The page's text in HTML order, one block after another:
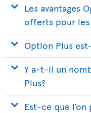
Les avantages
offerts pour les
Option Plus
Y a-t-il un
Plus?
Est-ce que